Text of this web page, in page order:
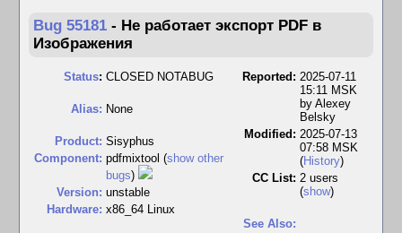
Bug 55181 - Не работает экспорт PDF в
Изображения
Status: CLOSED NOTABUG
Alias: None
Product: Sisyphus
Component: pdfmixtool (show other
bugs)
Version: unstable
Hardware: x86_64 Linux
Reported: 2025-07-11
15:11 MSK
by Alexey
Belsky
Modified: 2025-07-13
07:58 MSK
(History)
CC List: 2 users
(show)
See Also: